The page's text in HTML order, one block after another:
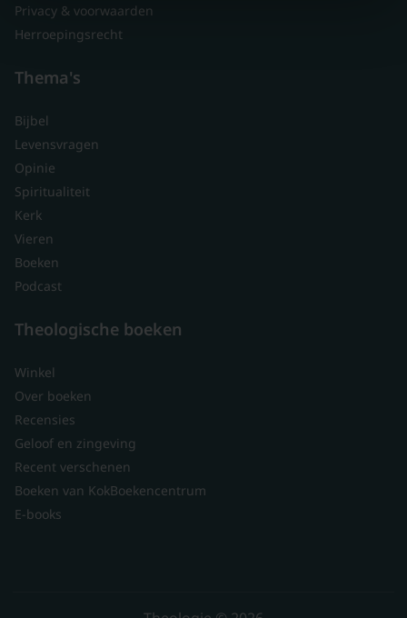
Privacy & voorwaarden
Herroepingsrecht
Thema's
Bijbel
Levensvragen
Opinie
Spiritualiteit
Kerk
Vieren
Boeken
Podcast
Theologische boeken
Winkel
Over boeken
Recensies
Geloof en zingeving
Recent verschenen
Boeken van KokBoekencentrum
E-books